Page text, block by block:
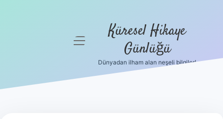
menüyü
Küresel Hikaye
Günlüğü
Dünyadan ilham alan neşeli bilgiler!